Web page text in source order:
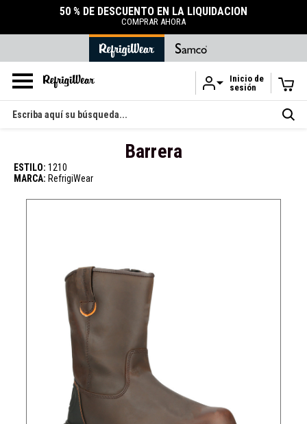
Ir al contenido principal
ACCESORIOS
DURABLES
Inicio de
sesión
Buscar
en
Barrera
ESTILO: 1210
MARCA: RefrigiWear